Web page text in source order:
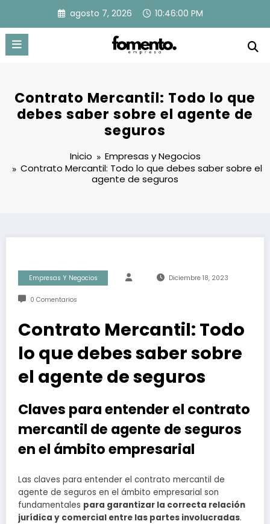
contenido
agosto 7, 2026 10:46:01 PM
Contrato Mercantil: Todo lo que
debes saber sobre el agente de
seguros
Inicio
Empresas y Negocios
Contrato Mercantil: Todo lo que debes saber sobre el
agente de seguros
Empresas Y Negocios Diciembre 18, 2023
0 Comentarios
Contrato Mercantil: Todo
lo que debes saber sobre
el agente de seguros
Claves para entender el contrato
mercantil de agente de seguros
en el ámbito empresarial
Las claves para entender el contrato mercantil de
agente de seguros en el ámbito empresarial son
fundamentales para garantizar la correcta relación
jurídica y comercial entre las partes involucradas.